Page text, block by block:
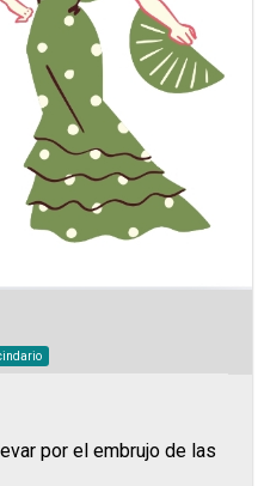
por el embrujo de las